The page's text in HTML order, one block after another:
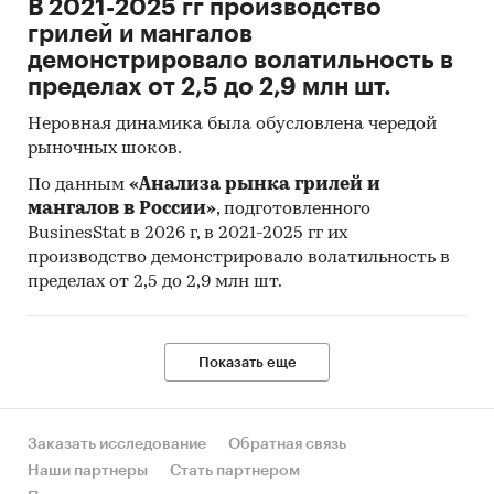
Фактическое количество страниц может
отличаться от указанного.
Источник: TK Solutions
Категории: Промышленность
Промышленность / Угольная промышленность
Россия
Уголь
В 2021-2025 гг производство
грилей и мангалов
демонстрировало волатильность в
пределах от 2,5 до 2,9 млн шт.
Неровная динамика была обусловлена чередой
рыночных шоков.
По данным «Анализа рынка грилей и
мангалов в России», подготовленного
BusinesStat в 2026 г, в 2021-2025 гг их
производство демонстрировало волатильность в
пределах от 2,5 до 2,9 млн шт.
Показать еще
Заказать исследование
Обратная связь
Наши партнеры
Стать партнером